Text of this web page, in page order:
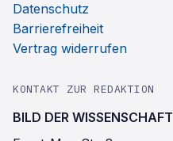
Datenschutz
Barrierefreiheit
Vertrag widerrufen
KONTAKT ZUR REDAKTION
BILD DER WISSENSCHAFT